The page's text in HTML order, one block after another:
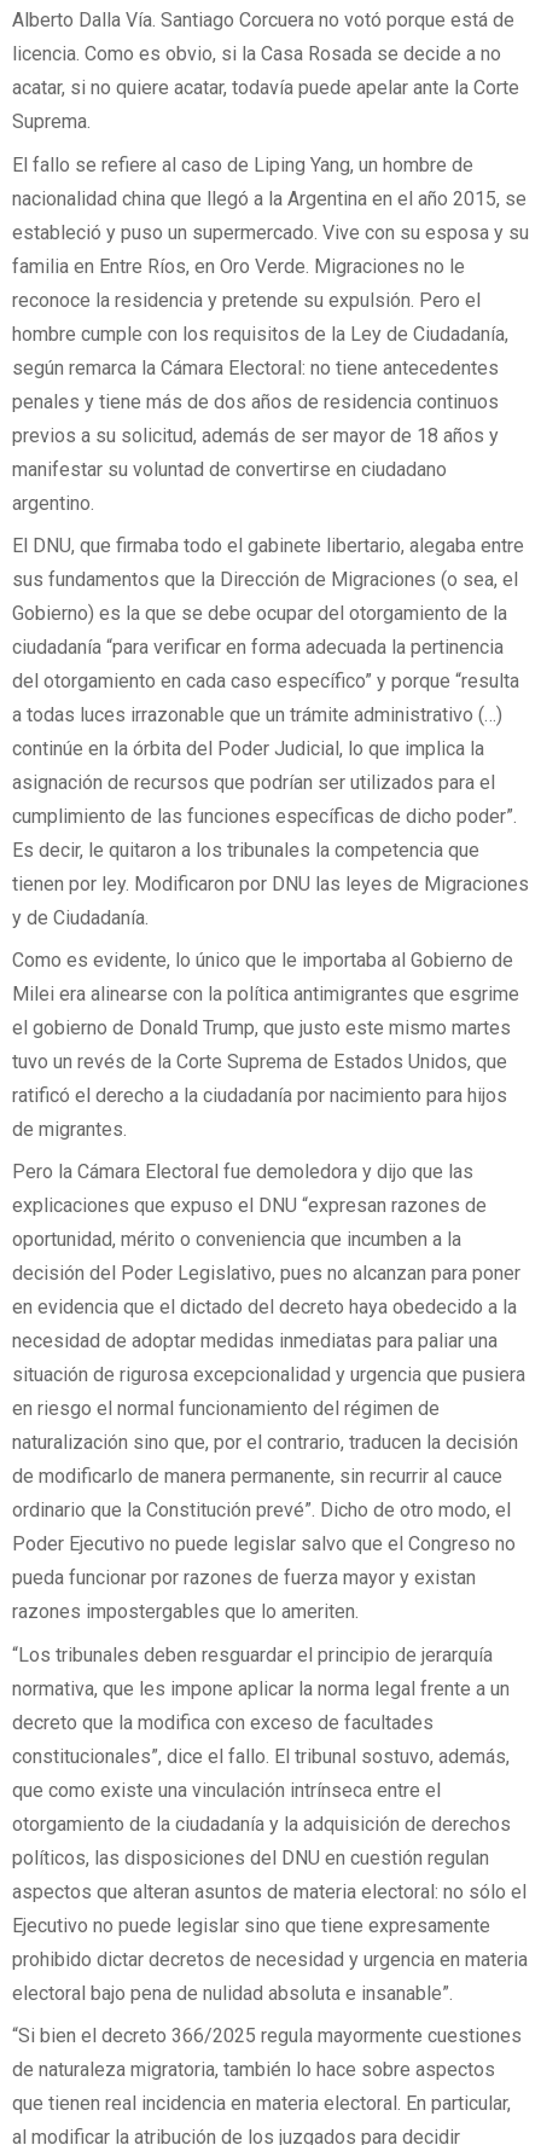
Alberto Dalla Vía. Santiago Corcuera no votó porque está de
licencia. Como es obvio, si la Casa Rosada se decide a no
acatar, si no quiere acatar, todavía puede apelar ante la Corte
Suprema.
El fallo se refiere al caso de Liping Yang, un hombre de
nacionalidad china que llegó a la Argentina en el año 2015, se
estableció y puso un supermercado. Vive con su esposa y su
familia en Entre Ríos, en Oro Verde. Migraciones no le
reconoce la residencia y pretende su expulsión. Pero el
hombre cumple con los requisitos de la Ley de Ciudadanía,
según remarca la Cámara Electoral: no tiene antecedentes
penales y tiene más de dos años de residencia continuos
previos a su solicitud, además de ser mayor de 18 años y
manifestar su voluntad de convertirse en ciudadano
argentino.
El DNU, que firmaba todo el gabinete libertario, alegaba entre
sus fundamentos que la Dirección de Migraciones (o sea, el
Gobierno) es la que se debe ocupar del otorgamiento de la
ciudadanía “para verificar en forma adecuada la pertinencia
del otorgamiento en cada caso específico” y porque “resulta
a todas luces irrazonable que un trámite administrativo (…)
continúe en la órbita del Poder Judicial, lo que implica la
asignación de recursos que podrían ser utilizados para el
cumplimiento de las funciones específicas de dicho poder”.
Es decir, le quitaron a los tribunales la competencia que
tienen por ley. Modificaron por DNU las leyes de Migraciones
y de Ciudadanía.
Como es evidente, lo único que le importaba al Gobierno de
Milei era alinearse con la política antimigrantes que esgrime
el gobierno de Donald Trump, que justo este mismo martes
tuvo un revés de la Corte Suprema de Estados Unidos, que
ratificó el derecho a la ciudadanía por nacimiento para hijos
de migrantes.
Pero la Cámara Electoral fue demoledora y dijo que las
explicaciones que expuso el DNU “expresan razones de
oportunidad, mérito o conveniencia que incumben a la
decisión del Poder Legislativo, pues no alcanzan para poner
en evidencia que el dictado del decreto haya obedecido a la
necesidad de adoptar medidas inmediatas para paliar una
situación de rigurosa excepcionalidad y urgencia que pusiera
en riesgo el normal funcionamiento del régimen de
naturalización sino que, por el contrario, traducen la decisión
de modificarlo de manera permanente, sin recurrir al cauce
ordinario que la Constitución prevé”. Dicho de otro modo, el
Poder Ejecutivo no puede legislar salvo que el Congreso no
pueda funcionar por razones de fuerza mayor y existan
razones impostergables que lo ameriten.
“Los tribunales deben resguardar el principio de jerarquía
normativa, que les impone aplicar la norma legal frente a un
decreto que la modifica con exceso de facultades
constitucionales”, dice el fallo. El tribunal sostuvo, además,
que como existe una vinculación intrínseca entre el
otorgamiento de la ciudadanía y la adquisición de derechos
políticos, las disposiciones del DNU en cuestión regulan
aspectos que alteran asuntos de materia electoral: no sólo el
Ejecutivo no puede legislar sino que tiene expresamente
prohibido dictar decretos de necesidad y urgencia en materia
electoral bajo pena de nulidad absoluta e insanable”.
“Si bien el decreto 366/2025 regula mayormente cuestiones
de naturaleza migratoria, también lo hace sobre aspectos
que tienen real incidencia en materia electoral. En particular,
al modificar la atribución de los juzgados para decidir